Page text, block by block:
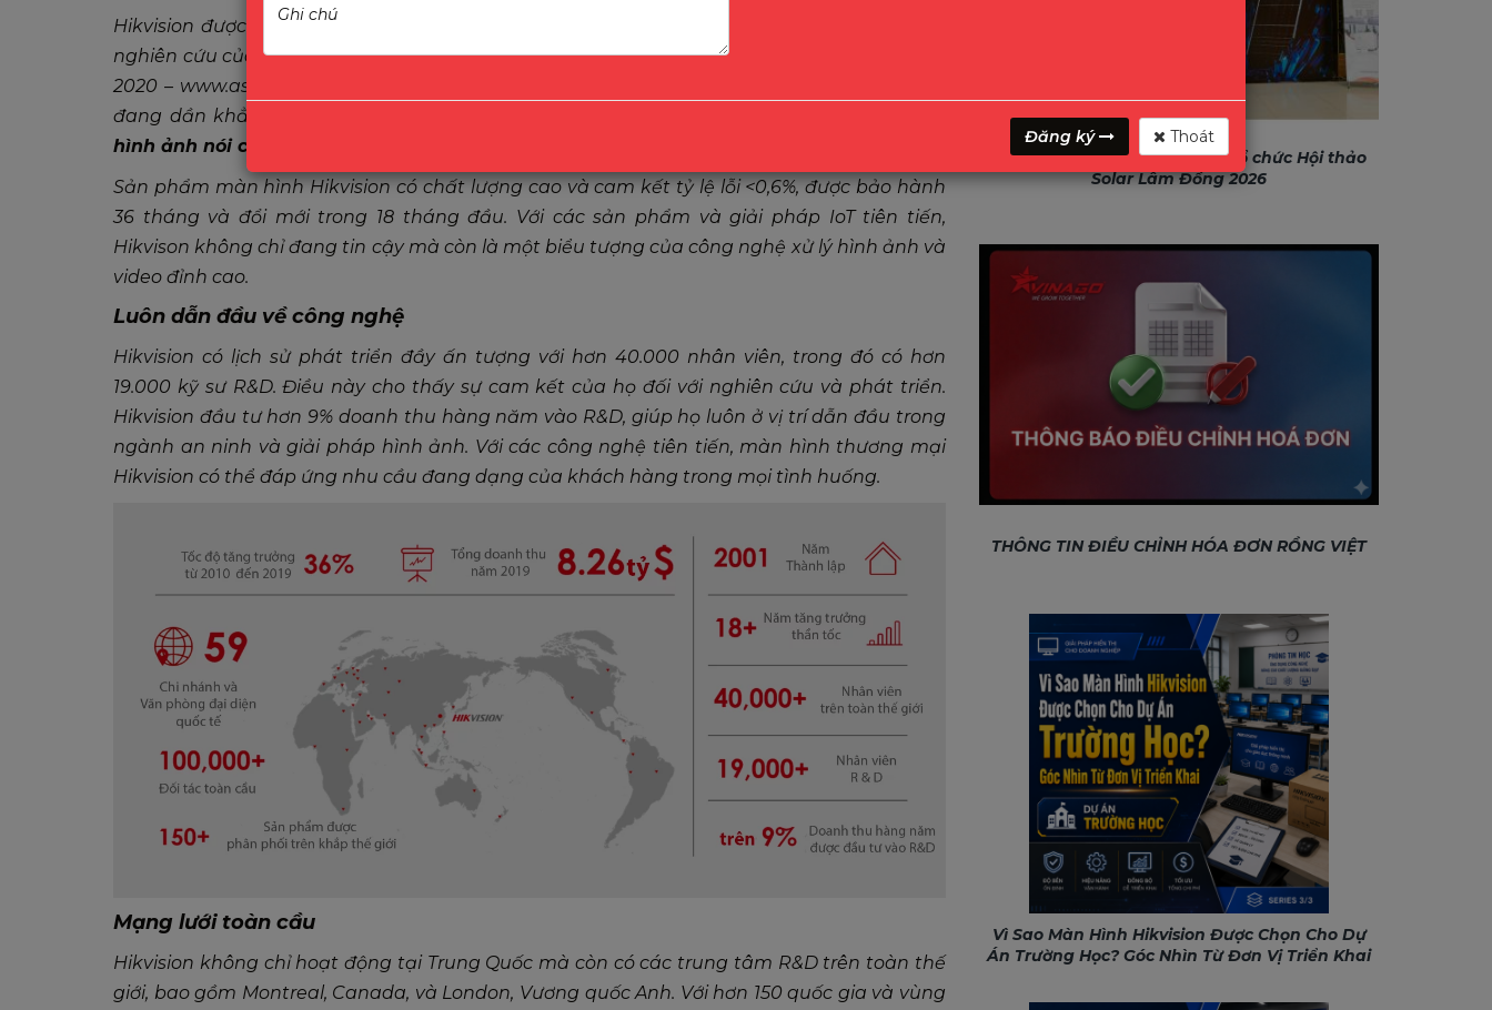
Hikvision được công nhận là Nhà sản xuất lớn nhất thế giới về camera quan sát – Theo
nghiên cứu của Tạp chí A&S (Tạp chí uy tín hàng đầu thế giới trong lĩnh vực thiết bị an ninh
2020 – www.asmag.com
đang dần khẳng định được chất lượng sản phẩm, dịch vụ khách hàng trong
hình ảnh nói chung và màn hình nói riêng
Sản phẩm màn hình Hikvision có chất lượng cao và cam kết tỷ lệ lỗi <0,6%, được bảo hành
36 tháng và đổi mới trong 18 tháng đầu. Với các sản phẩm và giải pháp IoT tiên tiến,
Hikvison không chỉ đang tin cậy mà còn là một biểu tượng của công nghệ xử lý hình ảnh và
video đỉnh cao.
Luôn dẫn đầu về công nghệ
Hikvision có lịch sử phát triển đầy ấn tượng với hơn 40.000 nhân viên, trong đó có hơn
19.000 kỹ sư R&D. Điều này cho thấy sự cam kết của họ đối với nghiên cứu và phát triển.
Hikvision đầu tư hơn 9% doanh thu hàng năm vào R&D, giúp họ luôn ở vị trí dẫn đầu trong
ngành an ninh và giải pháp hình ảnh. Với các công nghệ tiên tiến, màn hình thương mại
Hikvision có thể đáp ứng nhu cầu đang dạng của khách hàng trong mọi tình huống.
Mạng lưới toàn cầu
Hikvision không chỉ hoạt động tại Trung Quốc mà còn có các trung tâm R&D trên toàn thế
giới, bao gồm Montreal, Canada, và London, Vương quốc Anh. Với hơn 150 quốc gia và vùng
GONEO & VINAGO hân hạnh tổ chức Hội thảo
Solar Lâm Đồng 2026
THÔNG TIN ĐIỀU CHỈNH HÓA ĐƠN RỒNG VIỆT
Vì Sao Màn Hình Hikvision Được Chọn Cho Dự
Án Trường Học? Góc Nhìn Từ Đơn Vị Triển Khai
Đăng ký Thoát